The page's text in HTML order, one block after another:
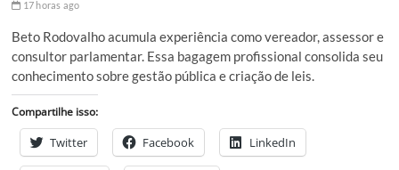
17 horas ago
Beto Rodovalho acumula experiência como vereador, assessor e
consultor parlamentar. Essa bagagem profissional consolida seu
conhecimento sobre gestão pública e criação de leis.
Compartilhe isso:
Twitter Facebook LinkedIn